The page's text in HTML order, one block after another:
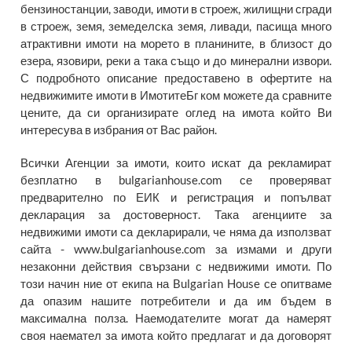
бензиностанции, заводи, имоти в строеж, жилищни сгради
в строеж, земя, земеделска земя, ливади, пасища много
атрактивни имоти на морето в планините, в близост до
езера, язовири, реки а така също и до минерални извори.
С подробното описание предоставено в офертите на
недвижимите имоти в ИмотитеБг ком можете да сравните
цените, да си организирате оглед на имота който Ви
интересува в избрания от Вас район.
Всички Агенции за имоти, които искат да рекламират
безплатно в bulgarianhouse.com се проверяват
предварително по ЕИК и регистрация и попълват
декларация за достоверност. Така агенциите за
недвижими имоти са декларирали, че няма да използват
сайта - www.bulgarianhouse.com за измами и други
незаконни действия свързани с недвижими имоти. По
този начин ние от екипа на Bulgarian House се опитваме
да опазим нашите потребители и да им бъдем в
максимална полза. Наемодателите могат да намерят
своя наемател за имота който предлагат и да договорят